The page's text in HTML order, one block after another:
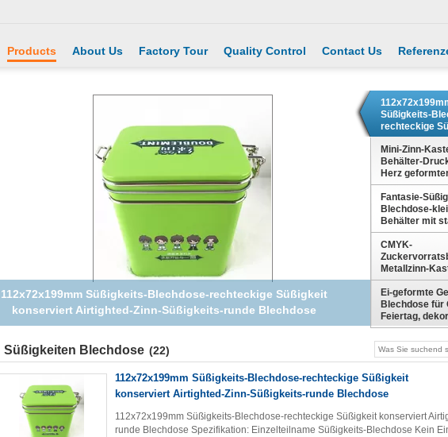
Products About Us Factory Tour Quality Control Contact Us
Mini-Zinn-Kasten-Behälter-Druck Niveas Herz geformter für die
Heirat und das Feiertags-Verpacken
Süßigkeits-
rechteckige
konserviert
Zinn-
Blechdose
Mini-Zinn-
Behälter-
Herz
Heirat und
Verpacken
Fantasie-
Blechdose-
Behälter mit
innerem
CMYK-
Metallzinn-
Prägung auf
Ei-geformte
Blechdose für
Feiertag,
Kästen
Süßigkeiten Blechdose (22)
112x72x199mm Süßigkeits-Blechdose-rechteckige Süßigkeit
konserviert Airtighted-Zinn-Süßigkeits-runde Blechdose
112x72x199mm Süßigkeits-Blechdose-rechteckige Süßigkeit konserviert
runde Blechdose Spezifikation: Einzelteilname Süßigkeits-Blechdose Kein